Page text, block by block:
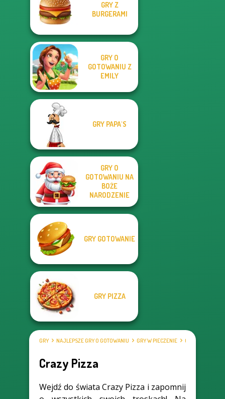
GRY Z
BURGERAMI
GRY O
GOTOWANIU Z
EMILY
GRY PAPA'S
GRY O
GOTOWANIU NA
BOŻE
NARODZENIE
GRY GOTOWANIE
GRY PIZZA
GRY NAJLEPSZE GRY O GOTOWANIU GRY W PIECZENIE GRY PIZZA
Crazy Pizza
Wejdź do świata Crazy Pizza i zapomnij